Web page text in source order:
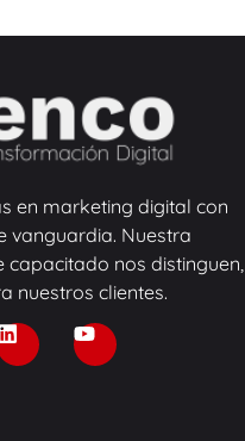
en marketing digital con
vanguardia. Nuestra
nos distinguen,
nuestros clientes.